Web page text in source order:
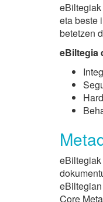
eta beste
betetzen
eBiltegia
Core